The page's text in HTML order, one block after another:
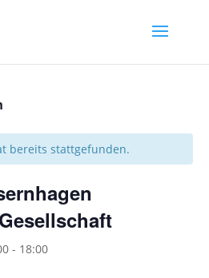
bereits stattgefunden.
- 18:00